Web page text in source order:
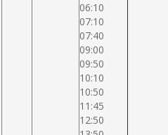
06:10
07:10
07:40
09:00
09:50
10:10
10:50
11:45
12:50